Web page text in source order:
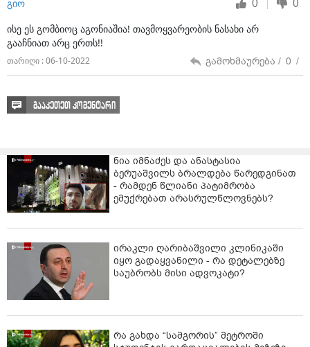
გიო 0 0
ისე ეს გომბიოც აგონიაშია! თავმოყვარეობის ნასახი არ
გააჩნიათ არც ერთს!!
თარიღი : 06-10-2022 გამოხმაურება / 0 /
გააკეთეთ კომენტარი
ნია იმნაძეს და ანასტასია
ბერუაშვილს ბრალდება წარედგინათ
- რამდენ წლიანი პატიმრობა
ემუქრებათ არასრულწლოვნებს?
ირაკლი ღარიბაშვილი კლინიკაში
იყო გადაყვანილი - რა დეტალებზე
საუბრობს მისი ადვოკატი?
რა გახდა “სამგორის” მეტროში